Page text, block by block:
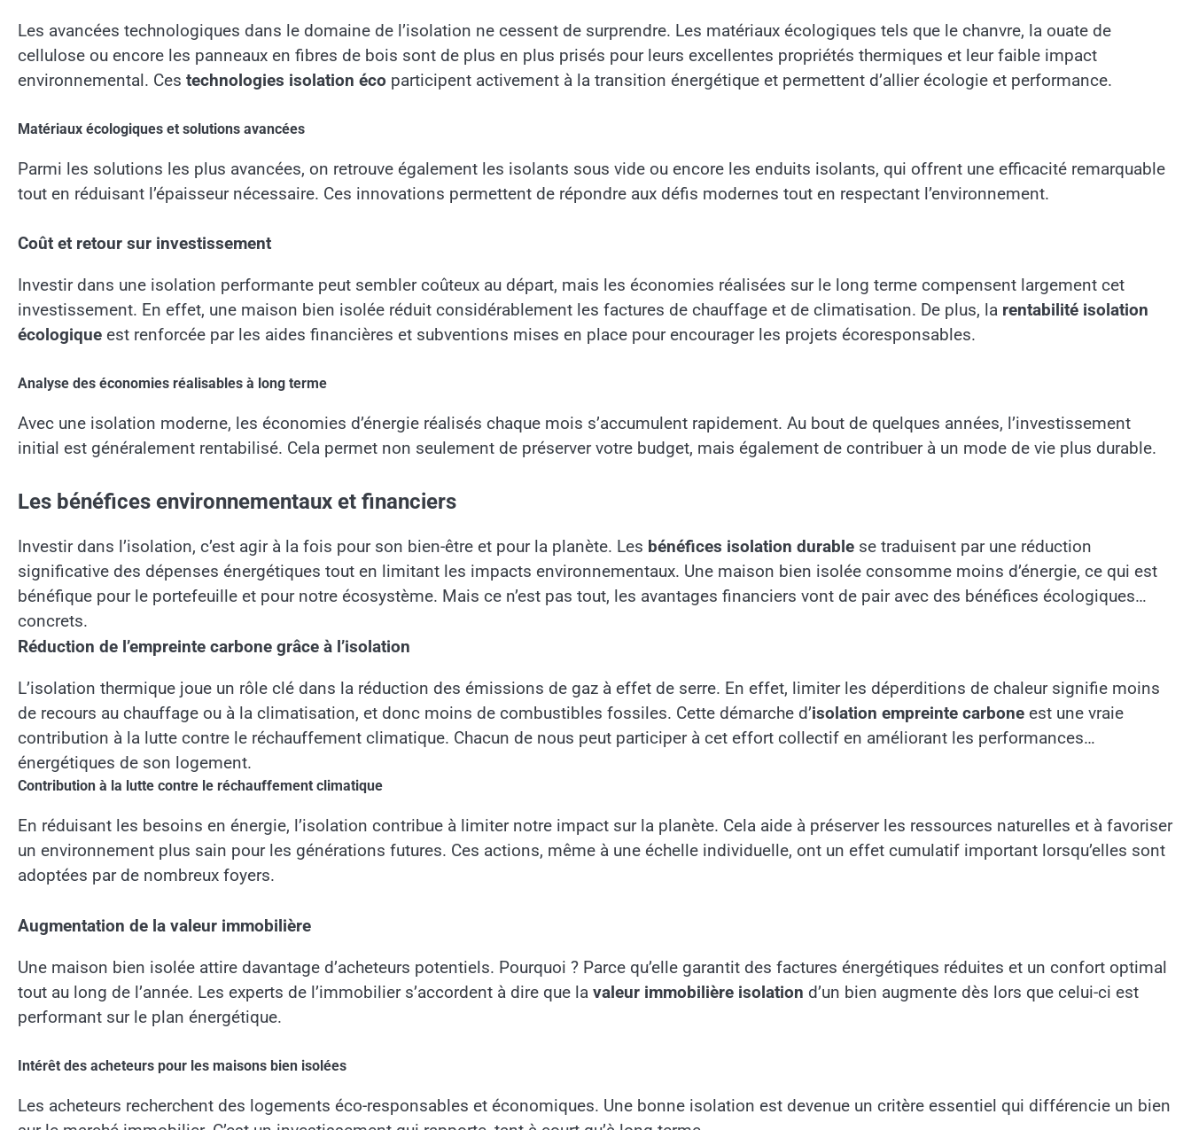
Les avancées technologiques dans le domaine de l’isolation ne cessent de surprendre. Les matériaux écologiques tels que le chanvre, la ouate de
cellulose ou encore les panneaux en fibres de bois sont de plus en plus prisés pour leurs excellentes propriétés thermiques et leur faible impact
environnemental. Ces technologies isolation éco participent activement à la transition énergétique et permettent d’allier écologie et performance.
Matériaux écologiques et solutions avancées
Parmi les solutions les plus avancées, on retrouve également les isolants sous vide ou encore les enduits isolants, qui offrent une efficacité remarquable
tout en réduisant l’épaisseur nécessaire. Ces innovations permettent de répondre aux défis modernes tout en respectant l’environnement.
Coût et retour sur investissement
Investir dans une isolation performante peut sembler coûteux au départ, mais les économies réalisées sur le long terme compensent largement cet
investissement. En effet, une maison bien isolée réduit considérablement les factures de chauffage et de climatisation. De plus, la rentabilité isolation
écologique est renforcée par les aides financières et subventions mises en place pour encourager les projets écoresponsables.
Analyse des économies réalisables à long terme
Avec une isolation moderne, les économies d’énergie réalisés chaque mois s’accumulent rapidement. Au bout de quelques années, l’investissement
initial est généralement rentabilisé. Cela permet non seulement de préserver votre budget, mais également de contribuer à un mode de vie plus durable.
Les bénéfices environnementaux et financiers
Investir dans l’isolation, c’est agir à la fois pour son bien-être et pour la planète. Les bénéfices isolation durable se traduisent par une réduction
significative des dépenses énergétiques tout en limitant les impacts environnementaux. Une maison bien isolée consomme moins d’énergie, ce qui est
bénéfique pour le portefeuille et pour notre écosystème. Mais ce n’est pas tout, les avantages financiers vont de pair avec des bénéfices écologiques
concrets.
Réduction de l’empreinte carbone grâce à l’isolation
L’isolation thermique joue un rôle clé dans la réduction des émissions de gaz à effet de serre. En effet, limiter les déperditions de chaleur signifie moins
de recours au chauffage ou à la climatisation, et donc moins de combustibles fossiles. Cette démarche d’isolation empreinte carbone est une vraie
contribution à la lutte contre le réchauffement climatique. Chacun de nous peut participer à cet effort collectif en améliorant les performances
énergétiques de son logement.
Contribution à la lutte contre le réchauffement climatique
En réduisant les besoins en énergie, l’isolation contribue à limiter notre impact sur la planète. Cela aide à préserver les ressources naturelles et à favoriser
un environnement plus sain pour les générations futures. Ces actions, même à une échelle individuelle, ont un effet cumulatif important lorsqu’elles sont
adoptées par de nombreux foyers.
Augmentation de la valeur immobilière
Une maison bien isolée attire davantage d’acheteurs potentiels. Pourquoi ? Parce qu’elle garantit des factures énergétiques réduites et un confort optimal
tout au long de l’année. Les experts de l’immobilier s’accordent à dire que la valeur immobilière isolation d’un bien augmente dès lors que celui-ci est
performant sur le plan énergétique.
Intérêt des acheteurs pour les maisons bien isolées
Les acheteurs recherchent des logements éco-responsables et économiques. Une bonne isolation est devenue un critère essentiel qui différencie un bien